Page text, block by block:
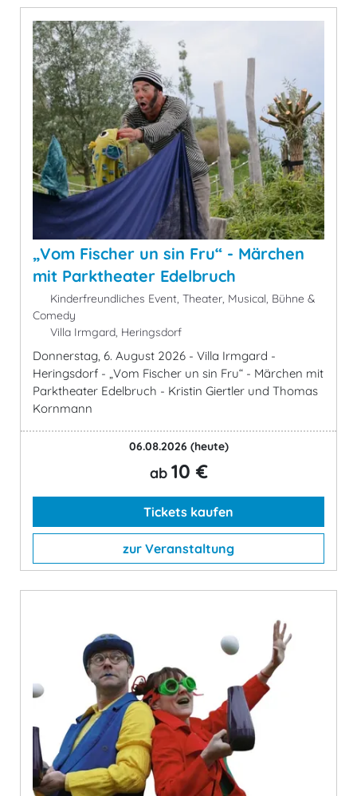
„Vom Fischer un sin Fru“ - Märchen
mit Parktheater Edelbruch
Kinderfreundliches Event, Theater, Musical, Bühne &
Comedy
Villa Irmgard, Heringsdorf
Donnerstag, 6. August 2026 - Villa Irmgard -
Heringsdorf - „Vom Fischer un sin Fru“ - Märchen mit
Parktheater Edelbruch - Kristin Giertler und Thomas
Kornmann
06.08.2026 (heute)
ab 10 €
Tickets kaufen
zur Veranstaltung